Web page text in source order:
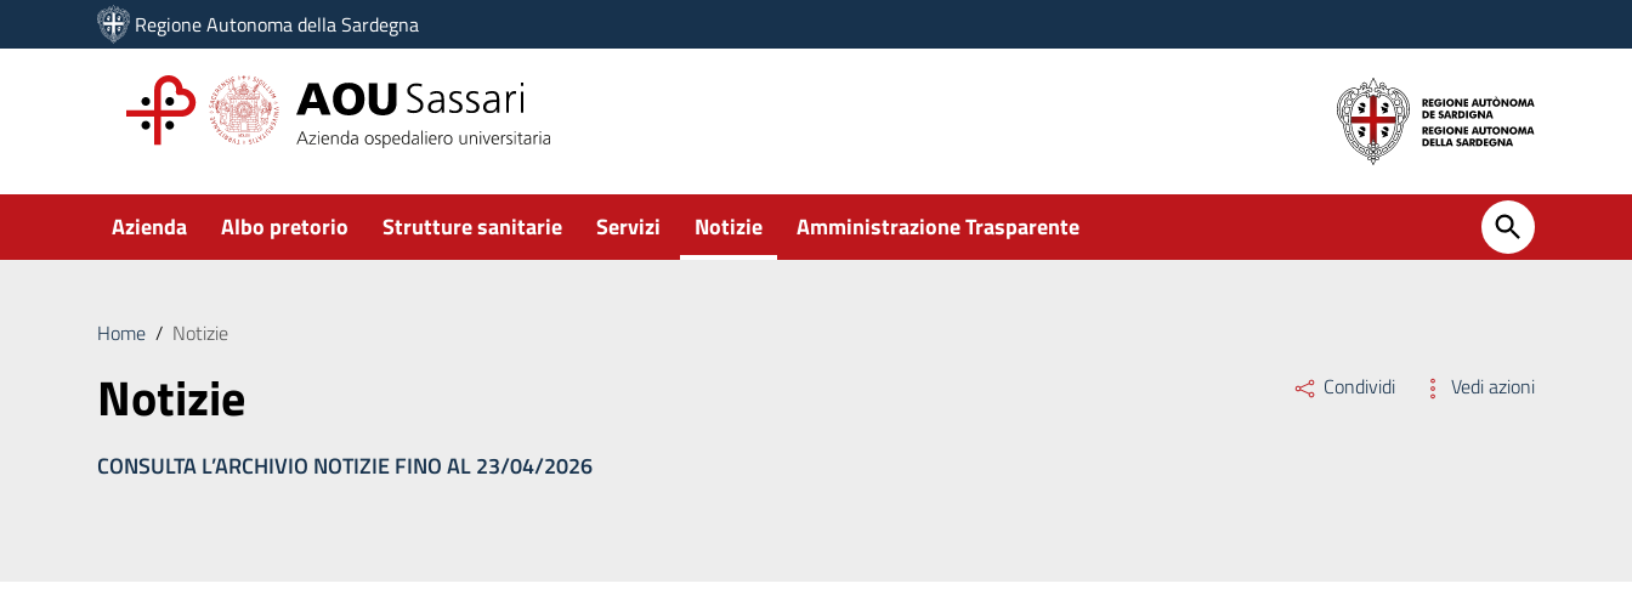
Vai ai contenuti
Vai al menu di navigazione
Vai al footer
Regione Autonoma della Sardegna
Submenu
Azienda Albo pretorio Strutture sanitarie Servizi Notizie Amministrazione Trasparente
Home / Notizie
Notizie
CONSULTA L’ARCHIVIO NOTIZIE FINO AL 23/04/2026
Condividi Vedi azioni